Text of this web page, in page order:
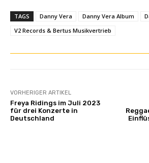
TAGS Danny Vera Danny Vera Album
V2 Records & Bertus Musikvertrieb
VORHERIGER ARTIKEL
Freya Ridings im Juli 2023
für drei Konzerte in
Deutschland